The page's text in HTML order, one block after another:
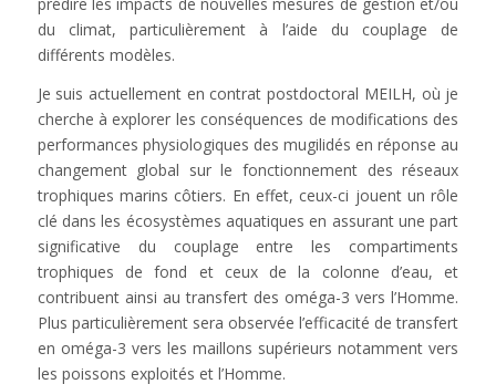
du climat, particulièrement à l’aide du couplage de
différents modèles.
Je suis actuellement en contrat postdoctoral MEILH, où je
cherche à explorer les conséquences de modifications des
performances physiologiques des mugilidés en réponse au
changement global sur le fonctionnement des réseaux
trophiques marins côtiers. En effet, ceux-ci jouent un rôle
clé dans les écosystèmes aquatiques en assurant une part
significative du couplage entre les compartiments
trophiques de fond et ceux de la colonne d’eau, et
contribuent ainsi au transfert des oméga-3 vers l’Homme.
Plus particulièrement sera observée l’efficacité de transfert
en oméga-3 vers les maillons supérieurs notamment vers
les poissons exploités et l’Homme.